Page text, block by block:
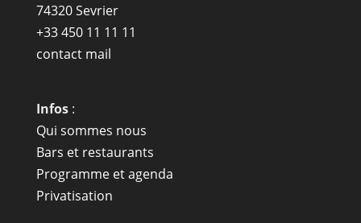
74320 Sevrier
+33 450 11 11 11
contact mail
Infos:
Qui sommes nous
Bars et restaurants
Programme et agenda
Privatisation